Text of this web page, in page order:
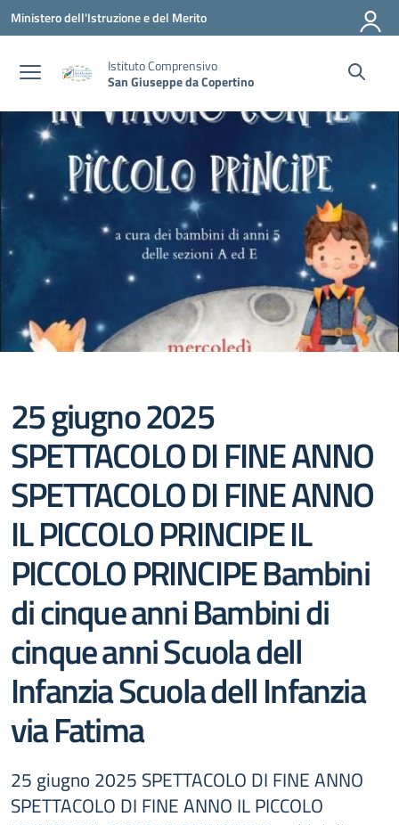
Vai ai contenuti
Vai al menu di navigazione
Vai al footer
Ministero dell'Istruzione e del Merito
Istituto Comprensivo
San Giuseppe da Copertino
25 giugno 2025
SPETTACOLO DI FINE ANNO
SPETTACOLO DI FINE ANNO
IL PICCOLO PRINCIPE IL
PICCOLO PRINCIPE Bambini
di cinque anni Bambini di
cinque anni Scuola dell
Infanzia Scuola dell Infanzia
via Fatima
25 giugno 2025 SPETTACOLO DI FINE ANNO
SPETTACOLO DI FINE ANNO IL PICCOLO